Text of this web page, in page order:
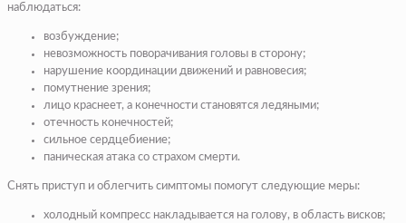
наблюдаться:
возбуждение;
невозможность поворачивания головы в сторону;
нарушение координации движений и равновесия;
помутнение зрения;
лицо краснеет, а конечности становятся ледяными;
отечность конечностей;
сильное сердцебиение;
паническая атака со страхом смерти.
Снять приступ и облегчить симптомы помогут следующие меры:
холодный компресс накладывается на голову, в область висков;